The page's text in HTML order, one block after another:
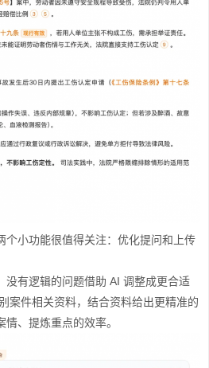
小功能很值得关注：优化提问和上传
有逻辑的问题借助 AI 调整成更合适
案件相关资料，结合资料给出更精准的
、提炼重点的效率。